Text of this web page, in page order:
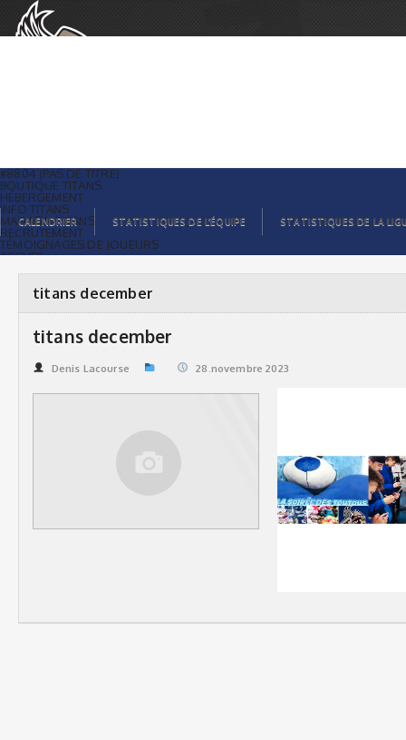
titans december | Titans de
témiscaming
#8804 (PAS DE TITRE)
BOUTIQUE TITANS
HÉBERGEMENT
INFO TITANS
MAGASIN TITANS
RECRUTEMENT
TÉMOIGNAGES DE JOUEURS
ACCUEIL
GALERIE PHOTOS
STATISTIQUES
ORGANISATION
CALENDRIER
COMMANDITAIRES
CALENDRIER STATISTIQUES DE L’ÉQUIPE STATISTIQUES DE LA
titans december
titans december
Denis Lacourse 28.novembre 2023